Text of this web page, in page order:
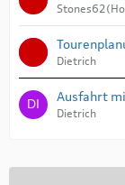
Dietrich
Ausfahrt
Dietrich